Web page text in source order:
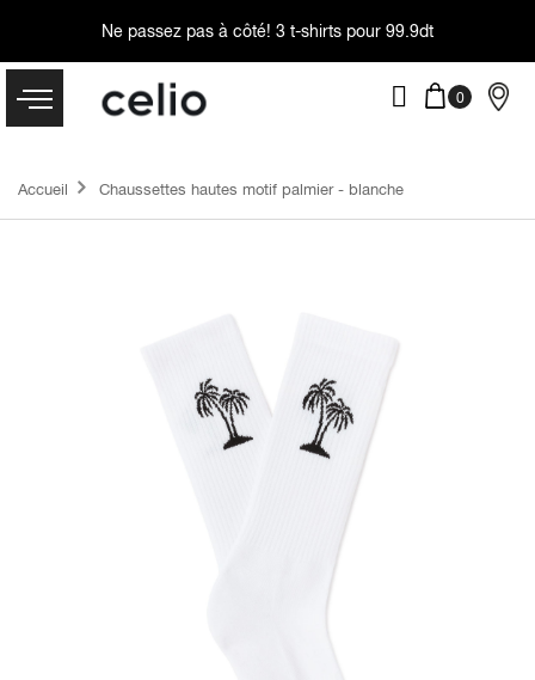
Ne passez pas à côté! 3 t-shirts pour 99.9dt
Accueil Chaussettes hautes motif palmier - blanche